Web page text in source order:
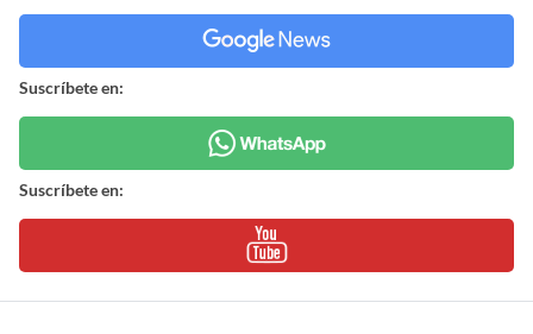
Suscríbete en:
Suscríbete en: